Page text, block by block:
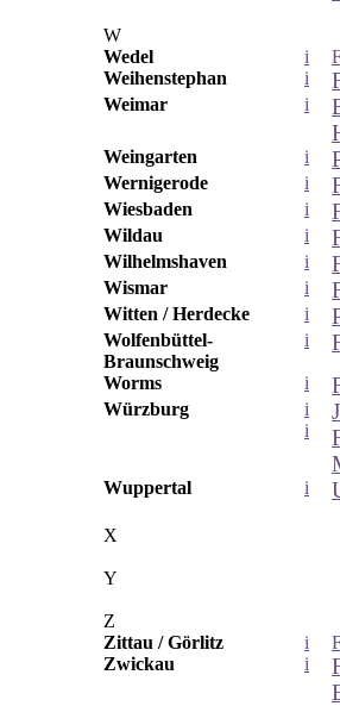
W
Wedel
i
Weihenstephan
i
Weimar i
Weingarten i
Wernigerode i
Wiesbaden i
Wildau i
Wilhelmshaven i
Wismar i
Witten / Herdecke i
Wolfenbüttel-
Braunschweig
i
Worms i
Würzburg
i
i
Wuppertal i
X
Y
Z
Zittau / Görlitz
i
Zwickau
i